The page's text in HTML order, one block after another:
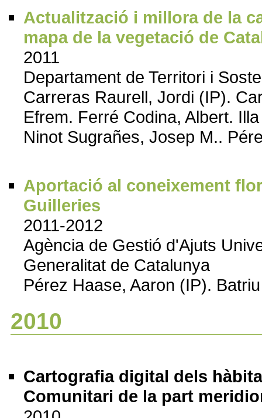
Actualització i millora de la
mapa de la vegetació de
2011
Departament de Territori i
Carreras Raurell, Jordi (IP).
Efrem. Ferré Codina, Albert.
Ninot Sugrañes, Josep M..
Aportació al coneixement
Guilleries
2011-2012
Agència de Gestió d'Ajuts
Generalitat de Catalunya
Pérez Haase, Aaron (IP).
2010
Cartografia digital dels
Comunitari de la part